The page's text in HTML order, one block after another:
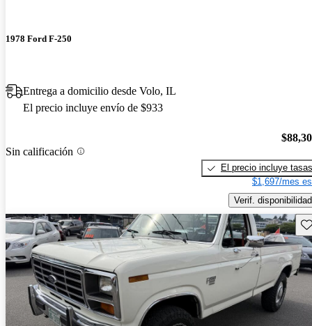
1978 Ford F-250
Entrega a domicilio desde Volo, IL
El precio incluye envío de $933
Sin calificación
El precio incluye tasas
$1,697/mes
Verif. disponibilidad